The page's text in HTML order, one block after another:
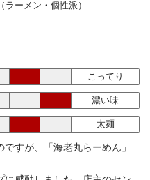
ーメン・個性派）
こってり
濃い味
太麺
すが、「海老丸らーめん」